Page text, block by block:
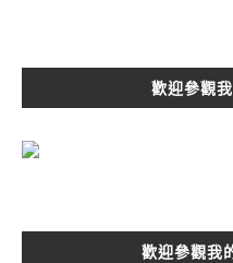
歡迎參觀
歡迎參觀我